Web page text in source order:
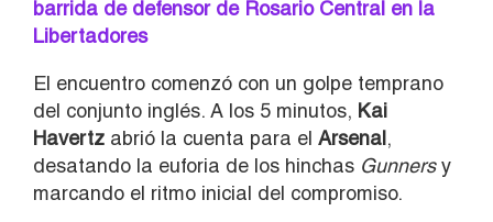
barrida de defensor de Rosario Central en la
Libertadores
El encuentro comenzó con un golpe temprano
del conjunto inglés. A los 5 minutos, Kai
Havertz abrió la cuenta para el Arsenal,
desatando la euforia de los hinchas Gunnersy
marcando el ritmo inicial del compromiso.